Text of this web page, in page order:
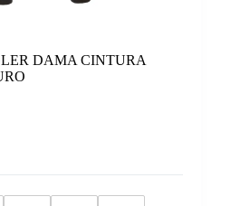
DAMA CINTURA